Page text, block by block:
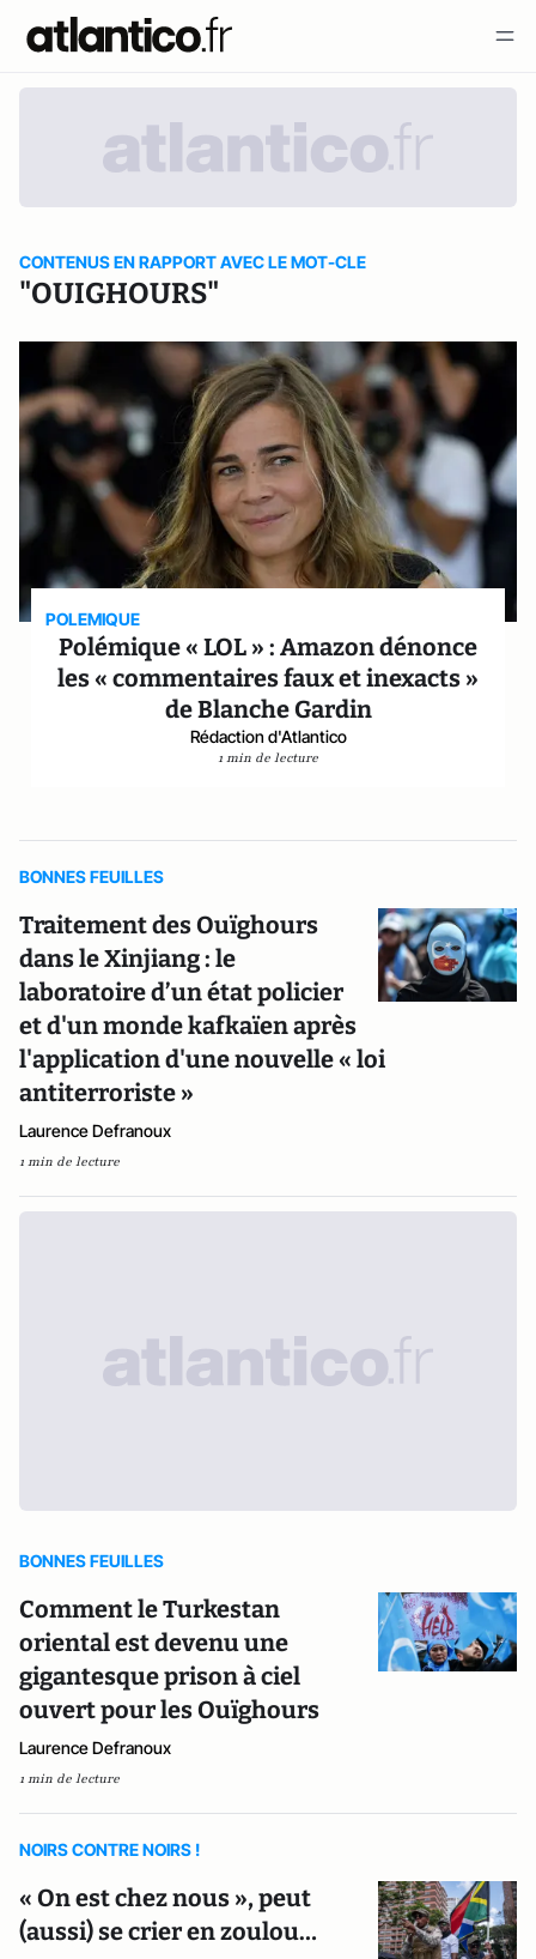
CONTENUS EN RAPPORT AVEC LE MOT-CLE
"OUIGHOURS"
POLEMIQUE
Polémique « LOL » : Amazon dénonce
les « commentaires faux et inexacts »
de Blanche Gardin
Rédaction d'Atlantico
1 min de lecture
BONNES FEUILLES
Traitement des Ouïghours
dans le Xinjiang : le
laboratoire d’un état policier
et d'un monde kafkaïen après
l'application d'une nouvelle « loi
antiterroriste »
Laurence Defranoux
1 min de lecture
BONNES FEUILLES
Comment le Turkestan
oriental est devenu une
gigantesque prison à ciel
ouvert pour les Ouïghours
Laurence Defranoux
1 min de lecture
NOIRS CONTRE NOIRS !
« On est chez nous », peut
(aussi) se crier en zoulou…